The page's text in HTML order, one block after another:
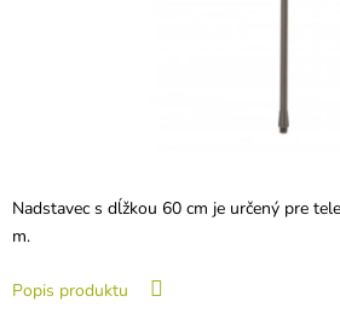
Nadstavec s dĺžkou 60 cm je určený pre
m.
Popis produktu